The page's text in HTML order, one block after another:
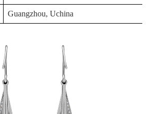
Guangzhou, Uchina